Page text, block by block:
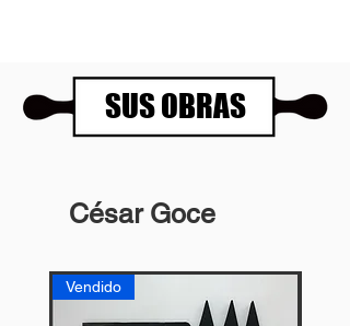
SUS OBRAS
César Goce
Vendido